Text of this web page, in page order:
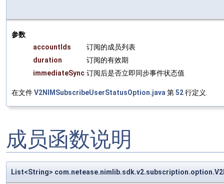
参数
accountIds
订阅的成员列表
duration
订阅的有效期
immediateSync 订阅后是否立即同步事件状态值
在文件V2NIMSubscribeUserStatusOption.java第52行定义.
成员函数说明
List<String>